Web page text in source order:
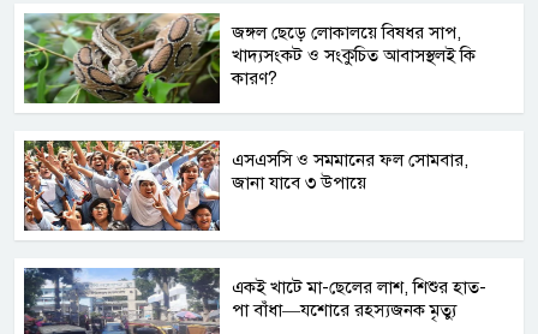
জঙ্গল ছেড়ে লোকালয়ে বিষধর সাপ,
খাদ্যসংকট ও সংকুচিত আবাসস্থলই কি
কারণ?
এসএসসি ও সমমানের ফল সোমবার,
জানা যাবে ৩ উপায়ে
একই খাটে মা-ছেলের লাশ, শিশুর হাত-
পা বাঁধা—যশোরে রহস্যজনক মৃত্যু